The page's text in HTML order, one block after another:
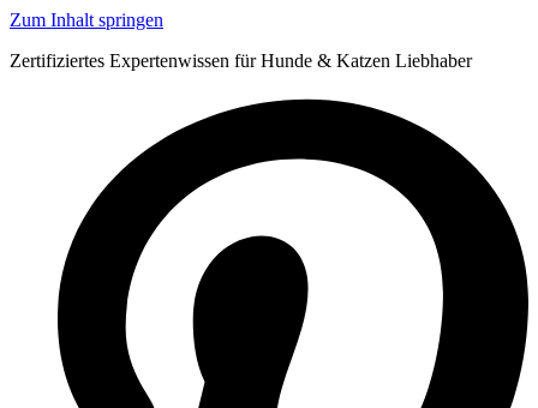
Zum Inhalt springen
Zertifiziertes Expertenwissen für Hunde & Katzen Liebhaber